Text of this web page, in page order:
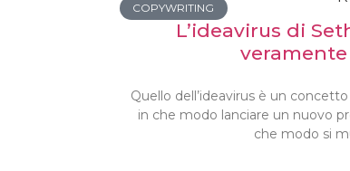
COPYWRITING
L’ideavirus di
Quello dell’ideavirus è un
in che modo lanciare un nuovo
che modo si